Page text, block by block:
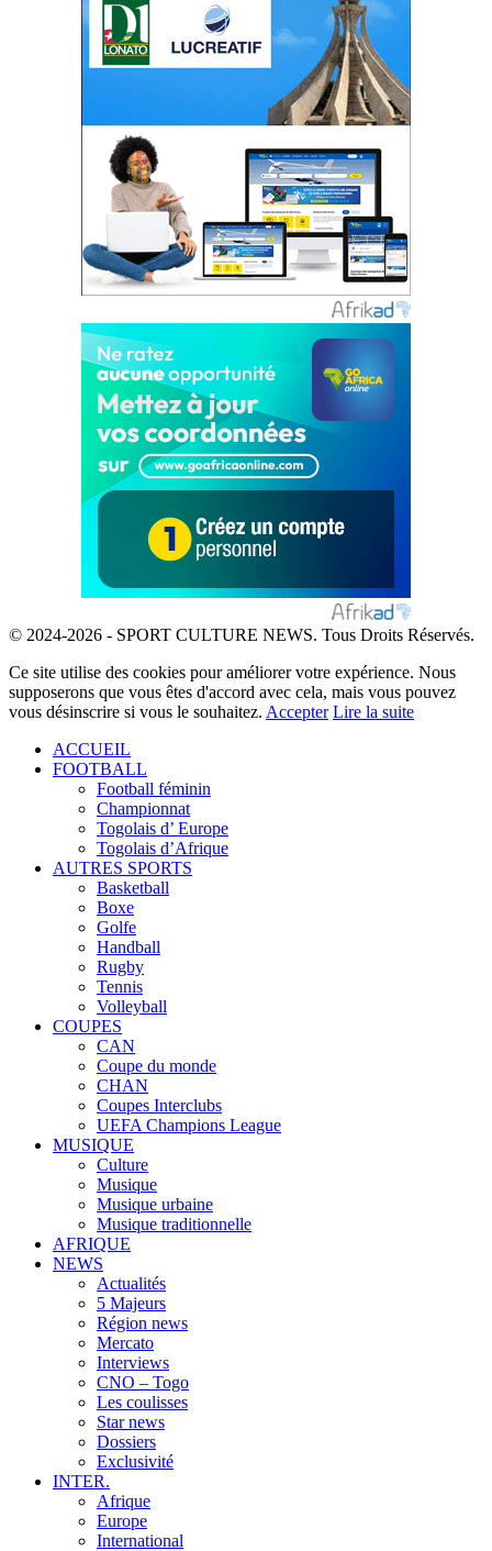
© 2024-2026 - SPORT CULTURE NEWS. Tous Droits Réservés.
Ce site utilise des cookies pour améliorer votre expérience. Nous
supposerons que vous êtes d'accord avec cela, mais vous pouvez
vous désinscrire si vous le souhaitez. Accepter Lire la suite
ACCUEIL
FOOTBALL
Football féminin
Championnat
Togolais d’ Europe
Togolais d’Afrique
AUTRES SPORTS
Basketball
Boxe
Golfe
Handball
Rugby
Tennis
Volleyball
COUPES
CAN
Coupe du monde
CHAN
Coupes Interclubs
UEFA Champions League
MUSIQUE
Culture
Musique
Musique urbaine
Musique traditionnelle
AFRIQUE
NEWS
Actualités
5 Majeurs
Région news
Mercato
Interviews
CNO – Togo
Les coulisses
Star news
Dossiers
Exclusivité
INTER.
Afrique
Europe
International